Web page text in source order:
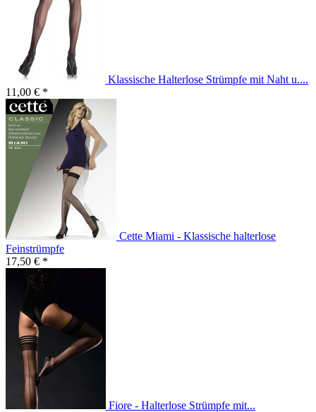
Klassische Halterlose Strümpfe mit Naht u....
11,00 € *
Cette Miami - Klassische halterlose
Feinstrümpfe
17,50 € *
Fiore - Halterlose Strümpfe mit...